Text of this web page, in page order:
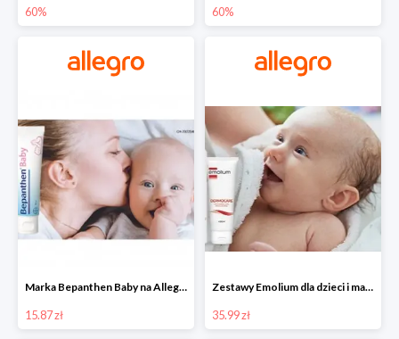
60% 60%
Marka Bepanthen Baby na Allegro od 15,87 zł!
15.87 zł
Zestawy Emolium dla dzieci i mam na Allegro od 35,99 zł
35.99 zł